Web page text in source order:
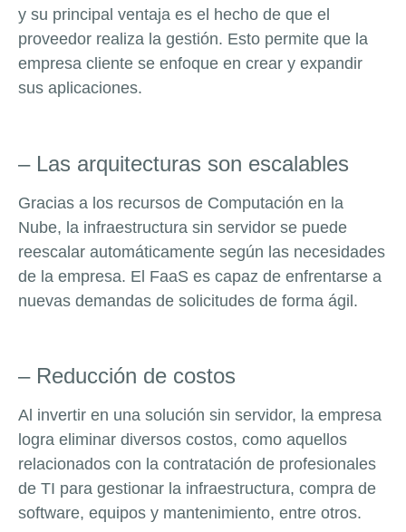
y su principal ventaja es el hecho de que el
proveedor realiza la gestión. Esto permite que la
empresa cliente se enfoque en crear y expandir
sus aplicaciones.
– Las arquitecturas son escalables
Gracias a los recursos de Computación en la
Nube, la infraestructura sin servidor se puede
reescalar automáticamente según las necesidades
de la empresa. El FaaS es capaz de enfrentarse a
nuevas demandas de solicitudes de forma ágil.
– Reducción de costos
Al invertir en una solución sin servidor, la empresa
logra eliminar diversos costos, como aquellos
relacionados con la contratación de profesionales
de TI para gestionar la infraestructura, compra de
software, equipos y mantenimiento, entre otros.